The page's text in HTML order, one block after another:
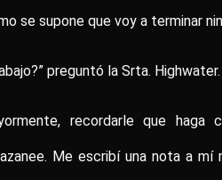
se supone que voy a terminar
preguntó la Srta.
recordarle que haga
Me escribí una nota a